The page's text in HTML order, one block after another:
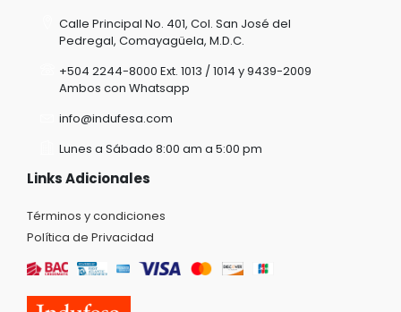
Calle Principal No. 401, Col. San José del
Pedregal, Comayagüela, M.D.C.
+504 2244-8000 Ext. 1013 / 1014 y 9439-2009
Ambos con Whatsapp
info@indufesa.com
Lunes a Sábado 8:00 am a 5:00 pm
Links Adicionales
Términos y condiciones
Política de Privacidad